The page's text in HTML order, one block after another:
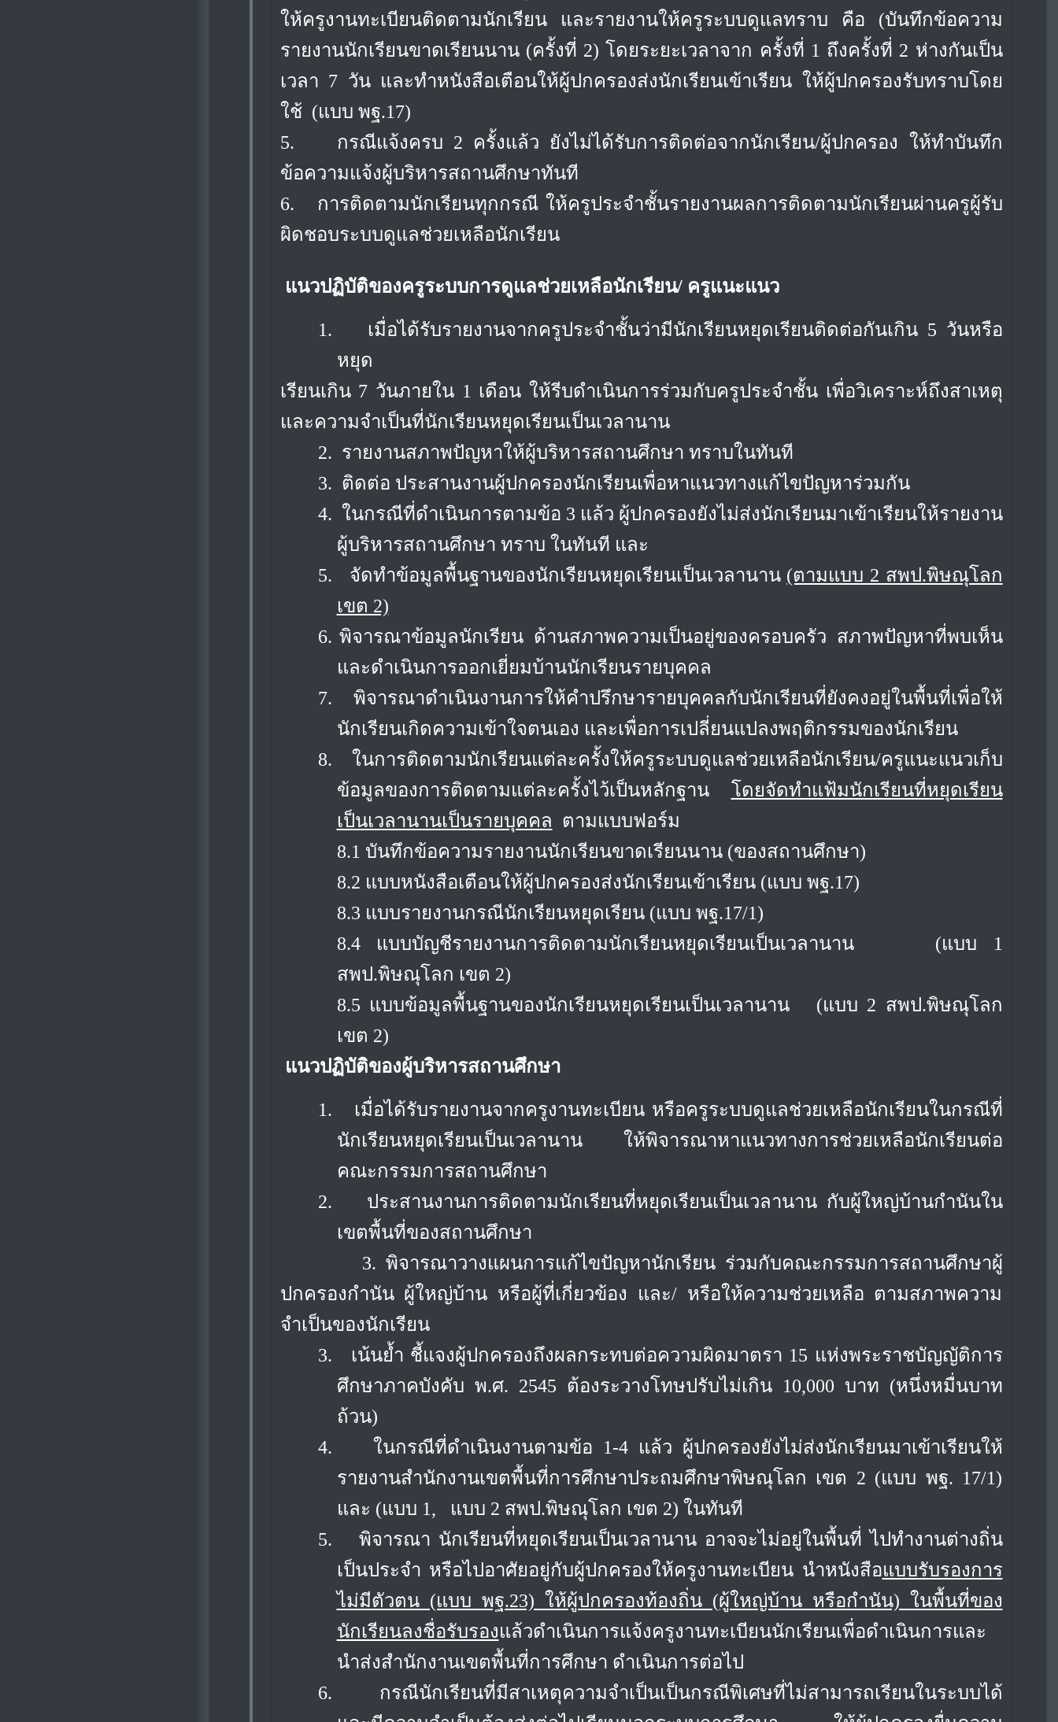
ให้ครูงานทะเบียนติดตามนักเรียน และรายงานให้ครูระบบดูแลทราบ คือ (บันทึกข้อความ
รายงานนักเรียนขาดเรียนนาน (ครั้งที่ 2) โดยระยะเวลาจาก ครั้งที่ 1 ถึงครั้งที่ 2 ห่างกันเป็น
เวลา 7 วัน และทำหนังสือเตือนให้ผู้ปกครองส่งนักเรียนเข้าเรียน ให้ผู้ปกครองรับทราบโดย
ใช้ (แบบ พฐ.17)
5.
กรณีแจ้งครบ 2 ครั้งแล้ว ยังไม่ได้รับการติดต่อจากนักเรียน/ผู้ปกครอง ให้ทำบันทึก
ข้อความแจ้งผู้บริหารสถานศึกษาทันที
6.
การติดตามนักเรียนทุกกรณี ให้ครูประจำชั้นรายงานผลการติดตามนักเรียนผ่านครูผู้รับ
ผิดชอบระบบดูแลช่วยเหลือนักเรียน
แนวปฏิบัติของครูระบบการดูแลช่วยเหลือนักเรียน/ ครูแนะแนว
1.
เมื่อได้รับรายงานจากครูประจำชั้นว่ามีนักเรียนหยุดเรียนติดต่อกันเกิน 5 วันหรือ
หยุด
เรียนเกิน 7 วันภายใน 1 เดือน ให้รีบดำเนินการร่วมกับครูประจำชั้น เพื่อวิเคราะห์ถึงสาเหตุ
และความจำเป็นที่นักเรียนหยุดเรียนเป็นเวลานาน
2. รายงานสภาพปัญหาให้ผู้บริหารสถานศึกษา ทราบในทันที
3. ติดต่อ ประสานงานผู้ปกครองนักเรียนเพื่อหาแนวทางแก้ไขปัญหาร่วมกัน
4. ในกรณีที่ดำเนินการตามข้อ 3 แล้ว ผู้ปกครองยังไม่ส่งนักเรียนมาเข้าเรียนให้รายงาน
ผู้บริหารสถานศึกษา ทราบ ในทันที และ
5.
จัดทำข้อมูลพื้นฐานของนักเรียนหยุดเรียนเป็นเวลานาน (ตามแบบ 2 สพป.พิษณุโลก
เขต 2)
6. พิจารณาข้อมูลนักเรียน ด้านสภาพความเป็นอยู่ของครอบครัว สภาพปัญหาที่พบเห็น
และดำเนินการออกเยี่ยมบ้านนักเรียนรายบุคคล
7.
พิจารณาดำเนินงานการให้คำปรึกษารายบุคคลกับนักเรียนที่ยังคงอยู่ในพื้นที่เพื่อให้
นักเรียนเกิดความเข้าใจตนเอง และเพื่อการเปลี่ยนแปลงพฤติกรรมของนักเรียน
8.
ในการติดตามนักเรียนแต่ละครั้งให้ครูระบบดูแลช่วยเหลือนักเรียน/ครูแนะแนวเก็บ
ข้อมูลของการติดตามแต่ละครั้งไว้เป็นหลักฐาน โดยจัดทำแฟ้มนักเรียนที่หยุดเรียน
เป็นเวลานานเป็นรายบุคคล ตามแบบฟอร์ม
8.1 บันทึกข้อความรายงานนักเรียนขาดเรียนนาน (ของสถานศึกษา)
8.2 แบบหนังสือเตือนให้ผู้ปกครองส่งนักเรียนเข้าเรียน (แบบ พฐ.17)
8.3 แบบรายงานกรณีนักเรียนหยุดเรียน (แบบ พฐ.17/1)
8.4 แบบบัญชีรายงานการติดตามนักเรียนหยุดเรียนเป็นเวลานาน (แบบ 1
สพป.พิษณุโลก เขต 2)
8.5 แบบข้อมูลพื้นฐานของนักเรียนหยุดเรียนเป็นเวลานาน(แบบ 2 สพป.พิษณุโลก
เขต 2)
แนวปฏิบัติของผู้บริหารสถานศึกษา
1.
เมื่อได้รับรายงานจากครูงานทะเบียน หรือครูระบบดูแลช่วยเหลือนักเรียนในกรณีที่
นักเรียนหยุดเรียนเป็นเวลานาน ให้พิจารณาหาแนวทางการช่วยเหลือนักเรียนต่อ
คณะกรรมการสถานศึกษา
2.
ประสานงานการติดตามนักเรียนที่หยุดเรียนเป็นเวลานาน กับผู้ใหญ่บ้านกำนันใน
เขตพื้นที่ของสถานศึกษา
3. พิจารณาวางแผนการแก้ไขปัญหานักเรียน ร่วมกับคณะกรรมการสถานศึกษาผู้
ปกครองกำนัน ผู้ใหญ่บ้าน หรือผู้ที่เกี่ยวข้อง และ/ หรือให้ความช่วยเหลือ ตามสภาพความ
จำเป็นของนักเรียน
3.
เน้นย้ำ ชี้แจงผู้ปกครองถึงผลกระทบต่อความผิดมาตรา 15 แห่งพระราชบัญญัติการ
ศึกษาภาคบังคับ พ.ศ. 2545 ต้องระวางโทษปรับไม่เกิน 10,000 บาท (หนึ่งหมื่นบาท
ถ้วน)
4.
ในกรณีที่ดำเนินงานตามข้อ 1-4 แล้ว ผู้ปกครองยังไม่ส่งนักเรียนมาเข้าเรียนให้
รายงานสำนักงานเขตพื้นที่การศึกษาประถมศึกษาพิษณุโลก เขต 2 (แบบ พฐ. 17/1)
และ (แบบ 1, แบบ 2 สพป.พิษณุโลก เขต 2) ในทันที
5.
พิจารณา นักเรียนที่หยุดเรียนเป็นเวลานาน อาจจะไม่อยู่ในพื้นที่ ไปทำงานต่างถิ่น
เป็นประจำ หรือไปอาศัยอยู่กับผู้ปกครองให้ครูงานทะเบียน นำหนังสือแบบรับรองการ
ไม่มีตัวตน (แบบ พฐ.23) ให้ผู้ปกครองท้องถิ่น (ผู้ใหญ่บ้าน หรือกำนัน) ในพื้นที่ของ
นักเรียนลงชื่อรับรองแล้วดำเนินการแจ้งครูงานทะเบียนนักเรียนเพื่อดำเนินการและ
นำส่งสำนักงานเขตพื้นที่การศึกษา ดำเนินการต่อไป
6.
กรณีนักเรียนที่มีสาเหตุความจำเป็นเป็นกรณีพิเศษที่ไม่สามารถเรียนในระบบได้